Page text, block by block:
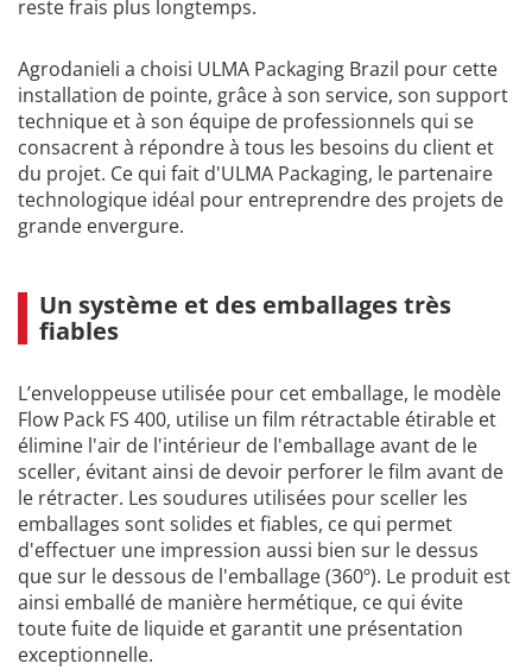
reste frais plus longtemps.
Agrodanieli a choisi ULMA Packaging Brazil pour cette
installation de pointe, grâce à son service, son support
technique et à son équipe de professionnels qui se
consacrent à répondre à tous les besoins du client et
du projet. Ce qui fait d'ULMA Packaging, le partenaire
technologique idéal pour entreprendre des projets de
grande envergure.
Un système et des emballages très
fiables
L’enveloppeuse utilisée pour cet emballage, le modèle
Flow Pack FS 400, utilise un film rétractable étirable et
élimine l'air de l'intérieur de l'emballage avant de le
sceller, évitant ainsi de devoir perforer le film avant de
le rétracter. Les soudures utilisées pour sceller les
emballages sont solides et fiables, ce qui permet
d'effectuer une impression aussi bien sur le dessus
que sur le dessous de l'emballage (360º). Le produit est
ainsi emballé de manière hermétique, ce qui évite
toute fuite de liquide et garantit une présentation
exceptionnelle.